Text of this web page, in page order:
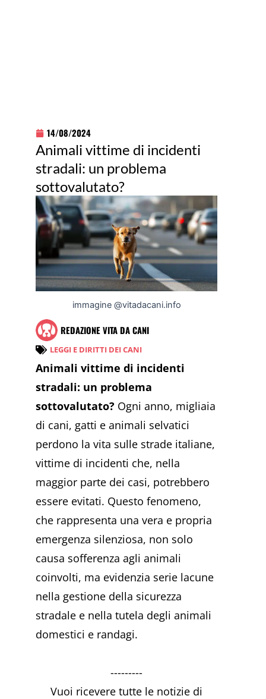
14/08/2024
Animali vittime di incidenti
stradali: un problema
sottovalutato?
immagine @vitadacani.info
REDAZIONE VITA DA CANI
LEGGI E DIRITTI DEI CANI
Animali vittime di incidenti
stradali: un problema
sottovalutato? Ogni anno, migliaia
di cani, gatti e animali selvatici
perdono la vita sulle strade italiane,
vittime di incidenti che, nella
maggior parte dei casi, potrebbero
essere evitati. Questo fenomeno,
che rappresenta una vera e propria
emergenza silenziosa, non solo
causa sofferenza agli animali
coinvolti, ma evidenzia serie lacune
nella gestione della sicurezza
stradale e nella tutela degli animali
domestici e randagi.
---------
Vuoi ricevere tutte le notizie di